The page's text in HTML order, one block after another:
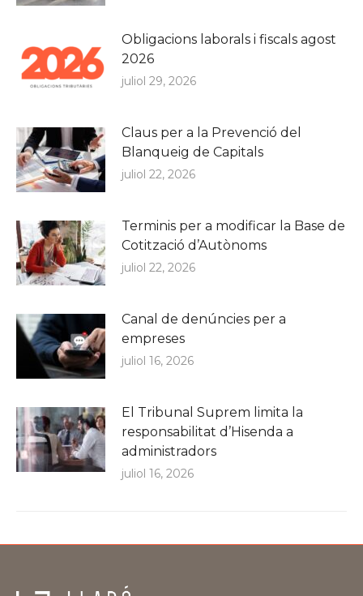
Obligacions laborals i fiscals agost
2026
juliol 29, 2026
Claus per a la Prevenció del
Blanqueig de Capitals
juliol 22, 2026
Terminis per a modificar la Base de
Cotització d’Autònoms
juliol 22, 2026
Canal de denúncies per a
empreses
juliol 16, 2026
El Tribunal Suprem limita la
responsabilitat d’Hisenda a
administradors
juliol 16, 2026